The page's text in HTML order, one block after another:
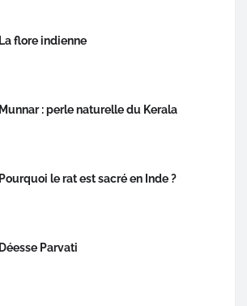
La flore indienne
Munnar : perle naturelle du Kerala
Pourquoi le rat est sacré en Inde ?
Déesse Parvati